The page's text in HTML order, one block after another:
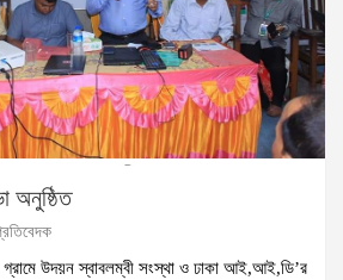
অনুষ্ঠিত
গ্রামে উদয়ন স্বাবলম্বী সংস্থা ও ঢাকা আই,আই,ডি’র